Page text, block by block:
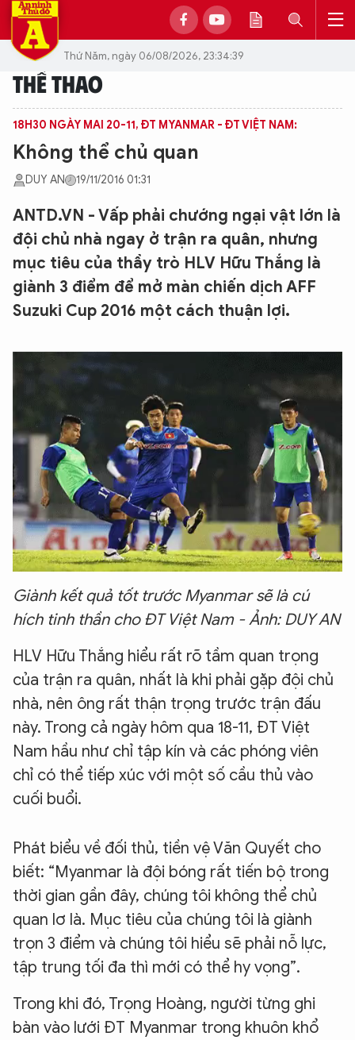
Thứ Năm, ngày 06/08/2026, 23:34:39
THỂ THAO
18H30 NGÀY MAI 20-11, ĐT MYANMAR - ĐT VIỆT NAM:
Không thể chủ quan
DUY AN 19/11/2016 01:31
ANTD.VN - Vấp phải chướng ngại vật lớn là
đội chủ nhà ngay ở trận ra quân, nhưng
mục tiêu của thầy trò HLV Hữu Thắng là
giành 3 điểm để mở màn chiến dịch AFF
Suzuki Cup 2016 một cách thuận lợi.
Giành kết quả tốt trước Myanmar sẽ là cú
hích tinh thần cho ĐT Việt Nam - Ảnh: DUY AN
HLV Hữu Thắng hiểu rất rõ tầm quan trọng
của trận ra quân, nhất là khi phải gặp đội chủ
nhà, nên ông rất thận trọng trước trận đấu
này. Trong cả ngày hôm qua 18-11, ĐT Việt
Nam hầu như chỉ tập kín và các phóng viên
chỉ có thể tiếp xúc với một số cầu thủ vào
cuối buổi.
Phát biểu về đối thủ, tiền vệ Văn Quyết cho
biết: “Myanmar là đội bóng rất tiến bộ trong
thời gian gần đây, chúng tôi không thể chủ
quan lơ là. Mục tiêu của chúng tôi là giành
trọn 3 điểm và chúng tôi hiểu sẽ phải nỗ lực,
tập trung tối đa thì mới có thể hy vọng”.
Trong khi đó, Trọng Hoàng, người từng ghi
bàn vào lưới ĐT Myanmar trong khuôn khổ